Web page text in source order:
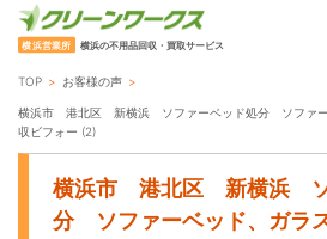
横浜営業所 横浜の不用品回収・買取サービス
TOP
サービスのご案
TOP お客様の声
横浜市 港北区 新横浜 ソファーベッド処分 ソファー
収ビフォー (2)
横浜市 港北区 新横浜 ソ
分 ソファーベッド、ガラ